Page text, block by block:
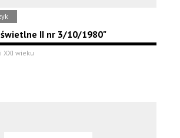
II nr 3/10/1980"
XXI wieku